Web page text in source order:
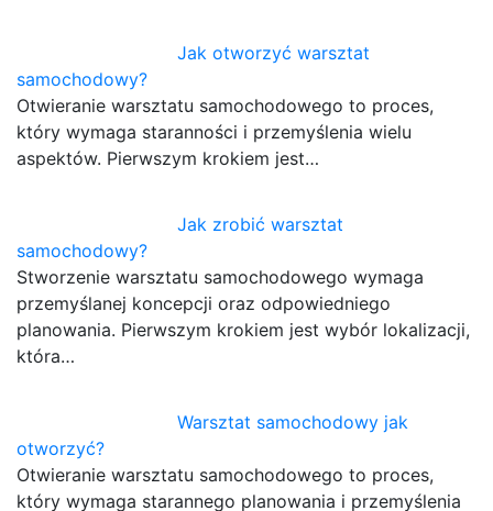
Jak otworzyć warsztat
samochodowy?
Otwieranie warsztatu samochodowego to proces,
który wymaga staranności i przemyślenia wielu
aspektów. Pierwszym krokiem jest…
Jak zrobić warsztat
samochodowy?
Stworzenie warsztatu samochodowego wymaga
przemyślanej koncepcji oraz odpowiedniego
planowania. Pierwszym krokiem jest wybór lokalizacji,
która…
Warsztat samochodowy jak
otworzyć?
Otwieranie warsztatu samochodowego to proces,
który wymaga starannego planowania i przemyślenia